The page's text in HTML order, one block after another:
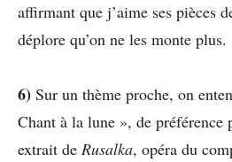
affirmant que j’aime ses pièces
déplore qu’on ne les monte plus.
6) Sur un thème proche, on
Chant à la lune », de préférence
extrait de Rusalka, opéra du